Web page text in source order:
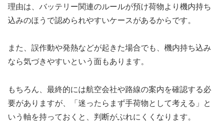
理由は、バッテリー関連のルールが預け荷物より機内持ち
込みのほうで認められやすいケースがあるからです。
また、誤作動や発熱などが起きた場合でも、機内持ち込み
なら気づきやすいという面もあります。
もちろん、最終的には航空会社や路線の案内を確認する必
要がありますが、「迷ったらまず手荷物として考える」と
いう軸を持っておくと、判断がぶれにくくなります。